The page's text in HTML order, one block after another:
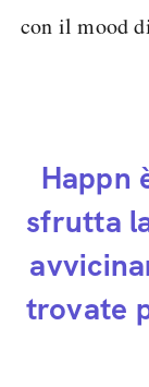
con il mood
Happn
sfrutta
trovate